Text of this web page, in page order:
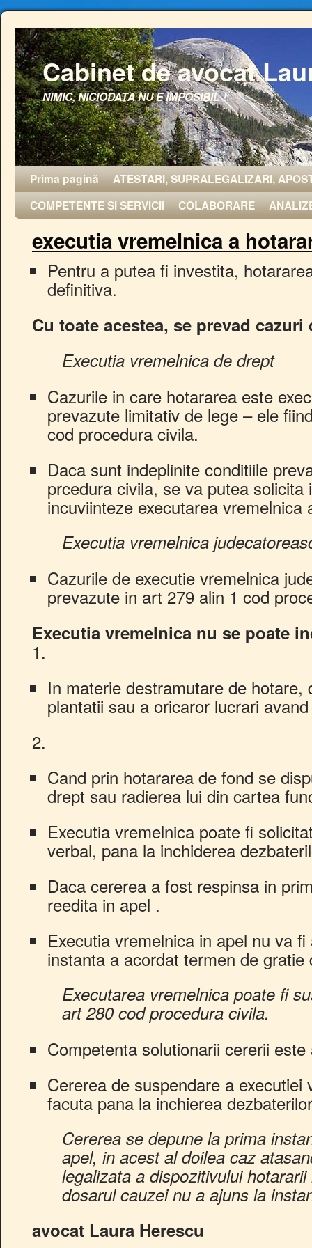
Cabinet de avocat
NIMIC, NICIODATA NU E IMPOSIBIL !
Prima pagină
ATESTARI, SUPRALEGALIZARI,
COMPETENTE SI SERVICII
COLABORARE
executia vremelnica a
Pentru a putea fi investita,
definitiva.
Cu toate acestea, se prevad cazuri
Executia vremelnica de drept
Cazurile in care hotararea este
prevazute limitativ de lege – ele
cod procedura civila.
Daca sunt indeplinite conditiile
prcedura civila, se va putea solicita
incuviinteze executarea vremelnica
Executia vremelnica
Cazurile de executie vremelnica
prevazute in art 279 alin 1 cod
Executia vremelnica nu se poate
1.
In materie destramutare de
plantatii sau a oricaror lucrari
2.
Cand prin hotararea de fond se
drept sau radierea lui din cartea
Executia vremelnica poate fi
verbal, pana la inchiderea
Daca cererea a fost respinsa in
reedita in apel .
Executia vremelnica in apel nu va
instanta a acordat termen de gratie
Executarea vremelnica poate fi
art 280 cod procedura civila.
Competenta solutionarii cererii
Cererea de suspendare a executiei
facuta pana la inchierea
Cererea se depune la prima
apel, in acest al doilea caz
legalizata a dispozitivului
dosarul cauzei nu a ajuns la
avocat Laura Herescu